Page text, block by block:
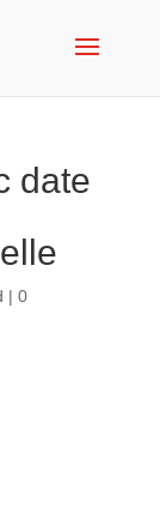
date
| 0